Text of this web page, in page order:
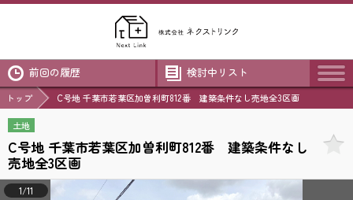
前回の履歴 検討中リスト
トップ C号地 千葉市若葉区加曽利町812番 建築条件なし売地全3区画
土地
C号地 千葉市若葉区加曽利町812番 建築条件なし
売地全3区画
1/11